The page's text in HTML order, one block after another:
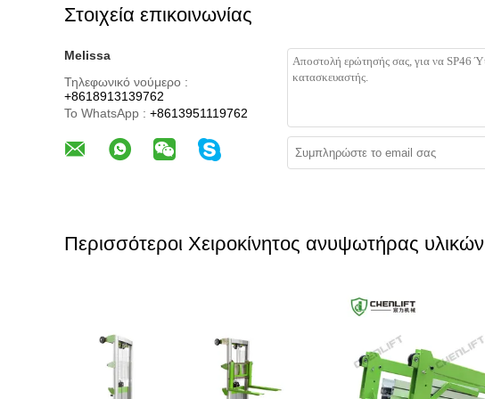
Στοιχεία επικοινωνίας
Melissa
Τηλεφωνικό νούμερο :
+8618913139762
Το WhatsApp : +8613951119762
Περισσότεροι Χειροκίνητος ανυψωτήρας υλικών